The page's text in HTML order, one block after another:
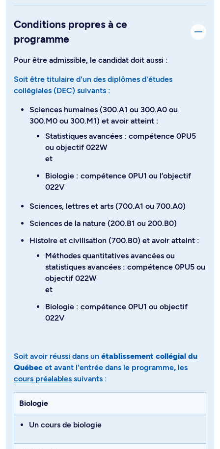
Conditions propres à ce
programme
Pour être admissible, le candidat doit aussi :
Soit être titulaire d'un des diplômes d'études
collégiales (DEC) suivants :
Sciences humaines (300.A1 ou 300.A0 ou
300.M0 ou 300.M1) et avoir atteint :
Statistiques avancées : compétence 0PU5
ou objectif 022W
et
Biologie : compétence 0PU1 ou l’objectif
022V
Sciences, lettres et arts (700.A1 ou 700.A0)
Sciences de la nature (200.B1 ou 200.B0)
Histoire et civilisation (700.B0) et avoir atteint :
Méthodes quantitatives avancées ou
statistiques avancées : compétence 0PU5 ou
objectif 022W
et
Biologie : compétence 0PU1 ou objectif
022V
Soit avoir réussi dans un établissement collégial du
Québec et avant l'entrée dans le programme, les
cours préalables suivants​​​​​​ :
Biologie
Un cours de biologie